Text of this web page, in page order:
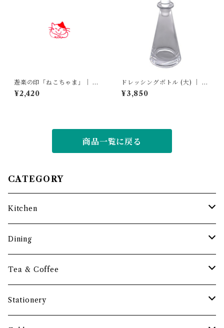
遊楽の印「ねこちゃま」｜ 工
房 蓮
¥2,420
ドレッシングボトル (大) ｜ 廣
田硝子
¥3,850
商品一覧に戻る
CATEGORY
Kitchen
調理道具
保存容器・水筒
まな板
Dining
皿・プレート
小鉢・器
Tea & Coffee
コーヒーアイテム
Stationery